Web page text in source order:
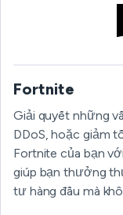
Fortnite
Giải quyết những
DDoS, hoặc giảm
Fortnite của bạn
giúp bạn thưởng
tư hàng đầu mà